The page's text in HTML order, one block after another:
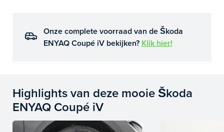
Onze complete voorraad van de Škoda
ENYAQ Coupé iV bekijken? Klik hier!
Highlights van deze mooie Škoda
ENYAQ Coupé iV